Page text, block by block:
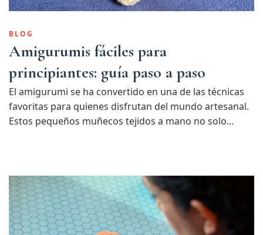
BLOG
Amigurumis fáciles para
principiantes: guía paso a paso
El amigurumi se ha convertido en una de las técnicas
favoritas para quienes disfrutan del mundo artesanal.
Estos pequeños muñecos tejidos a mano no solo...